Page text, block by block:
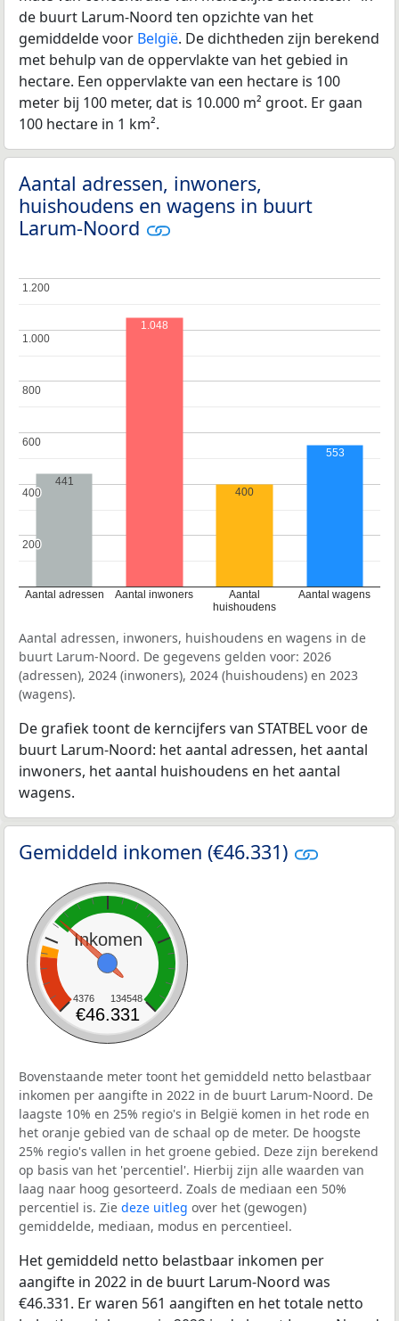
de buurt Larum-Noord ten opzichte van het
gemiddelde voor België. De dichtheden zijn berekend
met behulp van de oppervlakte van het gebied in
hectare. Een oppervlakte van een hectare is 100
meter bij 100 meter, dat is 10.000 m² groot. Er gaan
100 hectare in 1 km².
Aantal adressen, inwoners,
huishoudens en wagens in buurt
Larum-Noord
Aantal adressen Aantal inwoners
Aantal
huishoudens
Aantal wagens
200
200
400
400
600
600
800
800
1.000
1.000
1.200
1.200
441
1.048
400
553
Aantal adressen, inwoners, huishoudens en wagens in de
buurt Larum-Noord. De gegevens gelden voor: 2026
(adressen), 2024 (inwoners), 2024 (huishoudens) en 2023
(wagens).
De grafiek toont de kerncijfers van STATBEL voor de
buurt Larum-Noord: het aantal adressen, het aantal
inwoners, het aantal huishoudens en het aantal
wagens.
Gemiddeld inkomen (€46.331)
Inkomen
4376 134548
€46.331
Bovenstaande meter toont het gemiddeld netto belastbaar
inkomen per aangifte in 2022 in de buurt Larum-Noord. De
laagste 10% en 25% regio's in België komen in het rode en
het oranje gebied van de schaal op de meter. De hoogste
25% regio's vallen in het groene gebied. Deze zijn berekend
op basis van het 'percentiel'. Hierbij zijn alle waarden van
laag naar hoog gesorteerd. Zoals de mediaan een 50%
percentiel is. Zie deze uitleg over het (gewogen)
gemiddelde, mediaan, modus en percentieel.
Het gemiddeld netto belastbaar inkomen per
aangifte in 2022 in de buurt Larum-Noord was
€46.331. Er waren 561 aangiften en het totale netto